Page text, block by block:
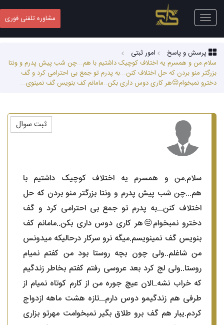
Toggle
navigation
مشاوره تلفنی فوری
پرسش و پاسخ
امور ثبتی
سلام.من و همسرم یه اختلاف کوچیک داشتیم با هم...چن شب پیش پدرم و ونتا
بزرگتر منو بردن که حل اختلاف کنن...به پدرم تو جمع بی احترامی کرد و گف
دخترو نمبخوام😔هر کاری دوس داری بکن..مامانم کف بنویس گف نمینوی...
سلام.من و همسرم یه اختلاف کوچیک داشتیم با
هم...چن شب پیش پدرم و ونتا بزرگتر منو بردن که حل
اختلاف کنن...به پدرم تو جمع بی احترامی کرد و گف
دخترو نمبخوام😔هر کاری دوس داری بکن..مامانم کف
بنویس گف نمینویسم.میگه نرو سرکار درحالیکه میدونس
من شاغلم..ولی چون بچه روستا بود من کفتم نمیام
روستا..ولی لج کرد بعد عروسی رفتم کفتم بخاطر زندگیم
که خراب نشه..الان عیچ جوره من از کارم کوتاه نمیام از
طرفی هم زندگیمو دوس دارم...تازه هشت ماهه ازدواج
کردم.یبار هم گف برو طلاق بگیر نمبخوامت مهرتو بزاری
ثبت سوال